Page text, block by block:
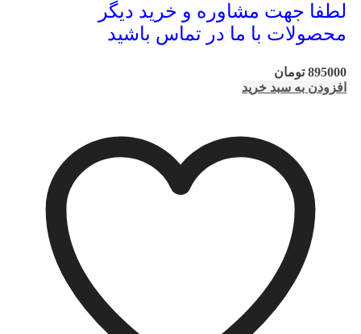
لطفا جهت مشاوره و خرید دیگر
محصولات با ما در تماس باشید
895000 تومان
افزودن به سبد خرید